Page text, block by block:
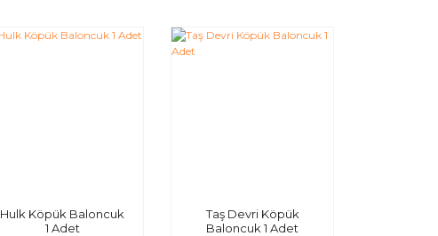
Hulk Köpük Baloncuk
1 Adet
Taş Devri Köpük
Baloncuk 1 Adet